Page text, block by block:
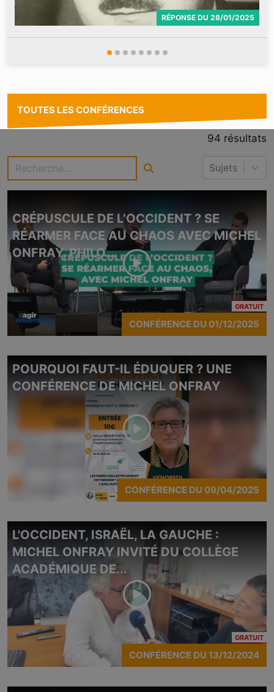
RÉPONSE DU 28/01/2025
TOUTES LES CONFÉRENCES
94 résultats
Sujets
CRÉPUSCULE DE L’OCCIDENT ? SE
RÉARMER FACE AU CHAOS AVEC MICHEL
ONFRAY, PHILO...
GRATUIT
CONFÉRENCE DU 01/12/2025
POURQUOI FAUT-IL ÉDUQUER ? UNE
CONFÉRENCE DE MICHEL ONFRAY
CONFÉRENCE DU 09/04/2025
L'OCCIDENT, ISRAËL, LA GAUCHE :
MICHEL ONFRAY INVITÉ DU COLLÈGE
ACADÉMIQUE DE...
GRATUIT
CONFÉRENCE DU 13/12/2024